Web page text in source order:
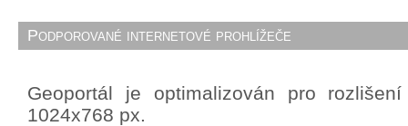
Podporované internetové prohlížeče
Geoportál je optimalizován pro
1024x768 px.